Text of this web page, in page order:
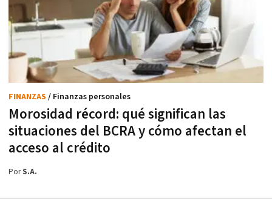
Morosidad récord: qué significan las
situaciones del BCRA y cómo afectan el
acceso al crédito
FINANZAS / Finanzas personales
PorS.A.